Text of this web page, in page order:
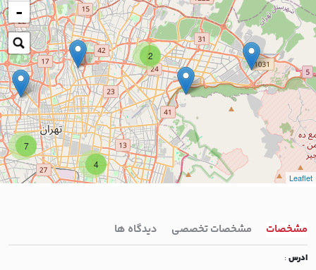
7
2
4
-
Leaflet
مشخصات مشخصات تخصصی دیدگاه ها
ادرس: